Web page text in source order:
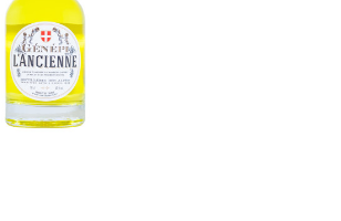
In den Korb